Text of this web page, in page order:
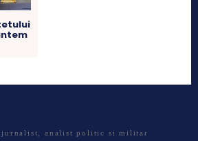
jurnalist, analist politic si militar